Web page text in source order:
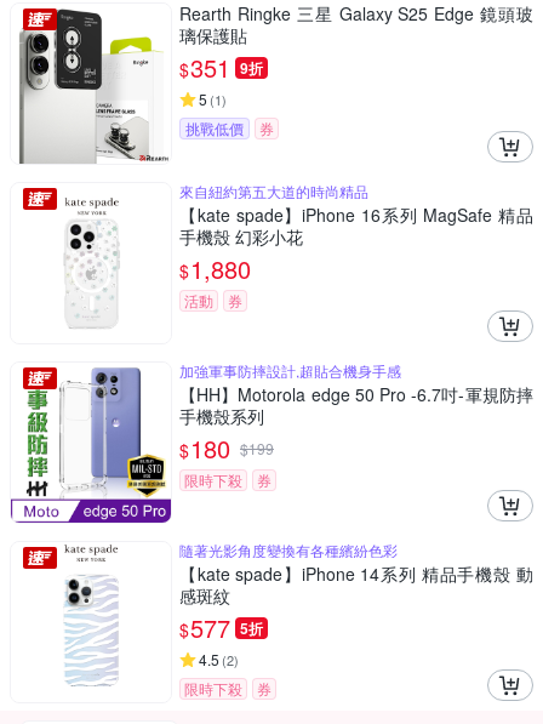
Rearth Ringke 三星 Galaxy S25 Edge 鏡頭玻
璃保護貼
$351 9折
5 (1)
挑戰低價 券
來自紐約第五大道的時尚精品
【kate spade】iPhone 16系列 MagSafe 精品
手機殼 幻彩小花
$1,880
活動 券
加強軍事防摔設計,超貼合機身手感
【HH】Motorola edge 50 Pro -6.7吋-軍規防摔
手機殼系列
$180 $199
限時下殺
券
隨著光影角度變換有各種繽紛色彩
【kate spade】iPhone 14系列 精品手機殼 動
感斑紋
$577 5折
4.5 (2)
限時下殺 券